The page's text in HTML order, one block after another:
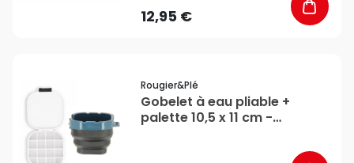
12,95 €
Rougier&plé
Gobelet à eau pliable +
palette 10,5 x 11 cm -